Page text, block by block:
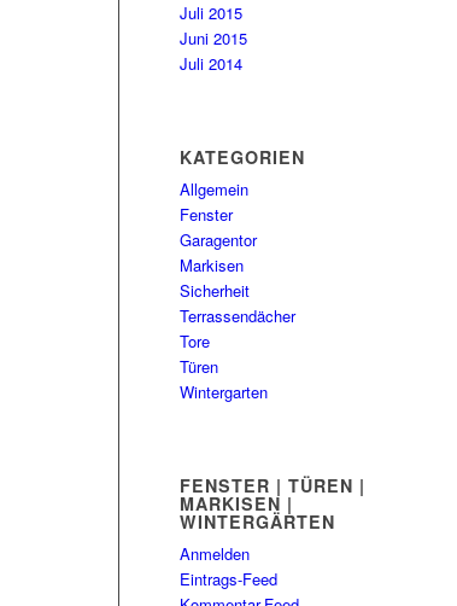
Juli 2015
Juni 2015
Juli 2014
KATEGORIEN
Allgemein
Fenster
Garagentor
Markisen
Sicherheit
Terrassendächer
Tore
Türen
Wintergarten
FENSTER | TÜREN |
MARKISEN |
WINTERGÄRTEN
Anmelden
Eintrags-Feed